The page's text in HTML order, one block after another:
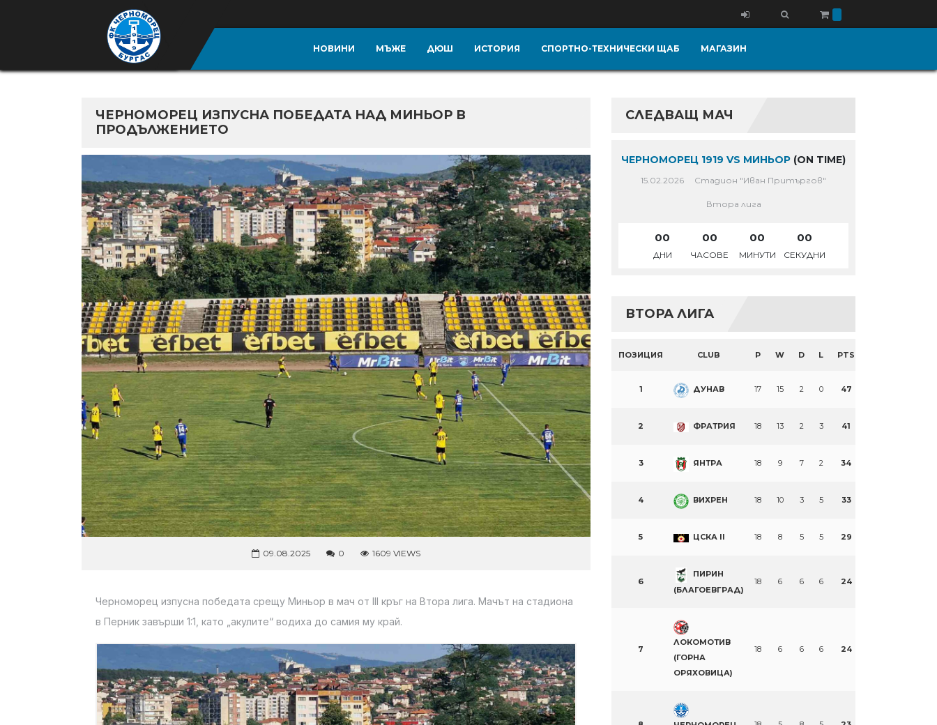
НОВИНИ МЪЖЕ ДЮШ ИСТОРИЯ СПОРТНО-ТЕХНИЧЕСКИ ЩАБ МАГАЗИН
ЧЕРНОМОРЕЦ ИЗПУСНА ПОБЕДАТА НАД МИНЬОР В
ПРОДЪЛЖЕНИЕТО
09.08.2025 0 1609 VIEWS
Черноморец изпусна победата срещу Миньор в мач от III кръг на Втора лига. Мачът на стадиона
в Перник завърши 1:1, като „акулите“ водиха до самия му край.
СЛЕДВАЩ МАЧ
ЧЕРНОМОРЕЦ 1919 VS МИНЬОР (ON TIME)
15.02.2026 Стадион "Иван Притъргов"
Втора лига
00
ДНИ
00
ЧАСОВЕ
00
МИНУТИ
00
СЕКУДНИ
ВТОРА ЛИГА
ПОЗИЦИЯ CLUB P W D L PTS
1 ДУНАВ 17 15 2 0 47
2 ФРАТРИЯ 18 13 2 3 41
3 ЯНТРА 18 9 7 2 34
4 ВИХРЕН 18 10 3 5 33
5 ЦСКА II 18 8 5 5 29
6
ПИРИН
(БЛАГОЕВГРАД)
18 6 6 6 24
7
ЛОКОМОТИВ
(ГОРНА
ОРЯХОВИЦА)
18 6 6 6 24